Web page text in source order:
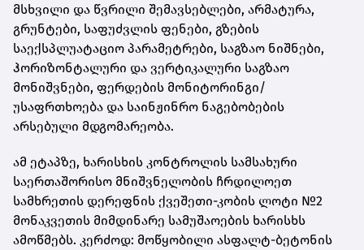
მსხვილი და წვრილი შემავსებლები, არმატურა,
გრუნტები, საფუძვლის ფენები, გზების
საექსპლუატაციო პარამეტრები, საგზაო ნიშნები,
ჰორიზონტალური და ვერტიკალური საგზაო
მონიშვნები, ფერდების მონიტორინგი/
უსაფრთხოება და საინჟინრო ნაგებობების
არსებული მდგომარეობა.
ამ ეტაპზე, ხარისხის კონტროლის სამსახური
საერთაშორისო მნიშვნელობის ჩრდილოეთ
სამხრეთის დერეფნის ქვეშეთი-კობის ლოტი №2
მონაკვეთის მიმდინარე სამუშაოების ხარისხს
ამოწმებს. კერძოდ: მოწყობილი ასფალტ-ბეტონის